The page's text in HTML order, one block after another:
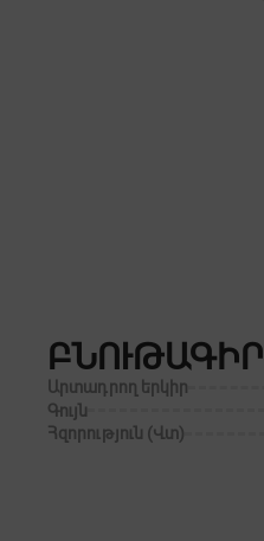
ԲՆՈՒԹԱԳԻՐ
Արտադրող երկիր
Գույն
Հզորություն (Վտ)